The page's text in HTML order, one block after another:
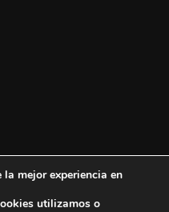
mejor experiencia en
utilizamos o